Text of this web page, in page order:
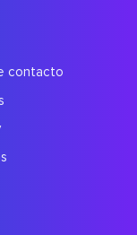
contacto